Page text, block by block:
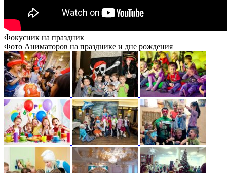
Фокусник на праздник
Фото Аниматоров на празднике и дне рождения